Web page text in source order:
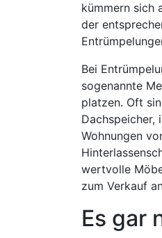
kümmern sich
der
Bei
sogenannte
platzen. Oft
Dachspeicher,
Wohnungen
wertvolle
zum Verkauf
Es gar